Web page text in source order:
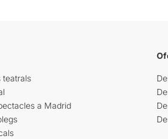
teatrals
a Madrid